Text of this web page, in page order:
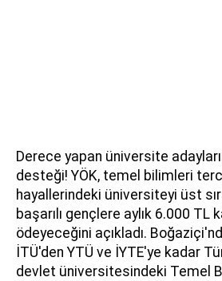
Derece yapan üniversite
desteği! YÖK, temel bilimleri
hayallerindeki üniversiteyi üst
başarılı gençlere aylık 6.000 TL
ödeyeceğini açıkladı.
İTÜ'den YTÜ ve İYTE'ye kadar
devlet üniversitesindeki Temel